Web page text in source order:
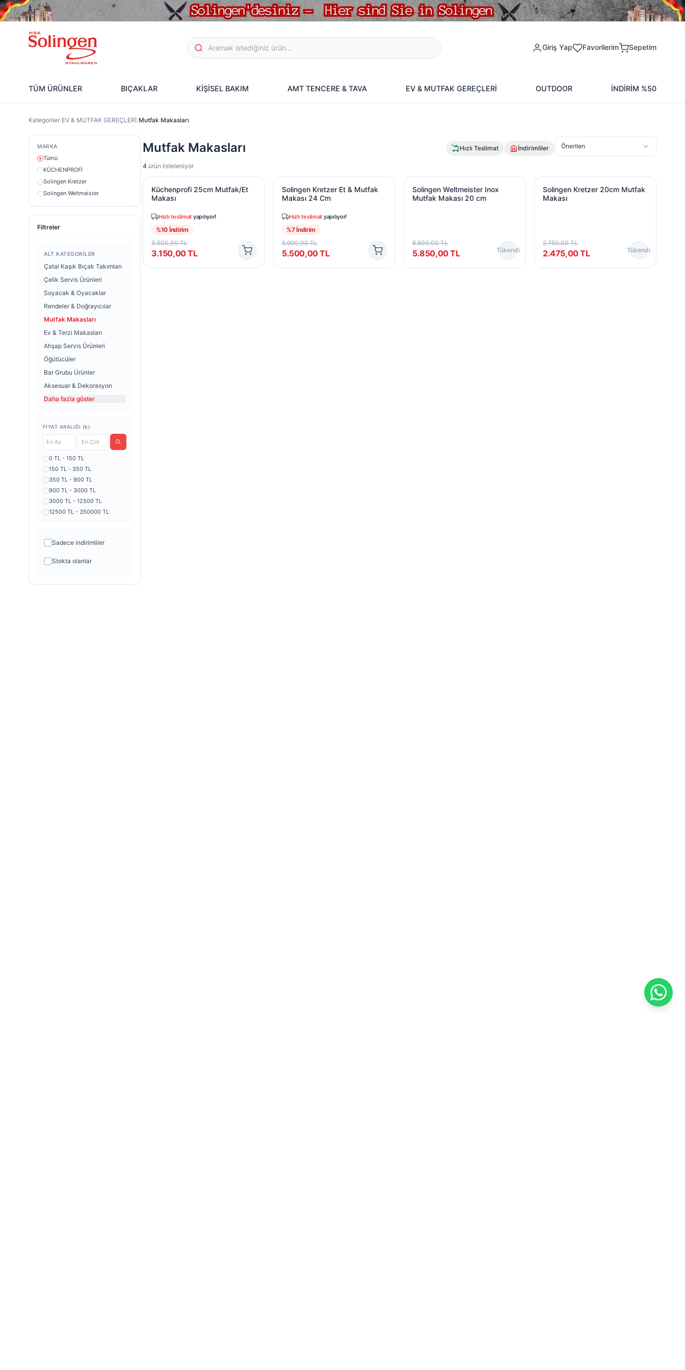
Giriş Yap Favorilerim Sepetim
TÜM ÜRÜNLER BIÇAKLAR KİŞİSEL BAKIM AMT TENCERE & TAVA EV & MUTFAK GEREÇLERİ OUTDOOR İNDİRİM %50
Kategoriler/EV & MUTFAK GEREÇLERİ/Mutfak Makasları
MARKA
Tümü
KÜCHENPROFİ
Solingen Kretzer
Solingen Weltmeister
Filtreler
ALT KATEGORILER
Çatal Kaşık Bıçak Takımları
Çelik Servis Ürünleri
Soyacak & Oyacaklar
Rendeler & Doğrayıcılar
Mutfak Makasları
Ev & Terzi Makasları
Ahşap Servis Ürünleri
Öğütücüler
Bar Grubu Ürünler
Aksesuar & Dekorasyon
Daha fazla göster
FIYAT ARALIĞI (₺)
-
0 TL - 150 TL
150 TL - 350 TL
350 TL - 900 TL
900 TL - 3000 TL
3000 TL - 12500 TL
12500 TL - 350000 TL
Sadece indirimliler
Stokta olanlar
Mutfak Makasları Hızlı Teslimat İndirimliler Önerilen
4 ürün listeleniyor
Küchenprofi 25cm Mutfak/Et Makası
Küchenprofi 25cm Mutfak/Et
Makası
Hızlı teslimat yapılıyor!
%10 İndirim
3.500,00TL
3.150,00TL
Solingen Kretzer Et & Mutfak Makası 24 Cm
Solingen Kretzer Et & Mutfak
Makası 24 Cm
Hızlı teslimat yapılıyor!
%7İndirim
5.900,00TL
5.500,00TL
Solingen Weltmeister Inox Mutfak Makası 20 cm
Solingen Weltmeister Inox
Mutfak Makası 20 cm
6.500,00TL
5.850,00TL Tükendi
Solingen Kretzer 20cm Mutfak Makası
Solingen Kretzer 20cm Mutfak
Makası
2.750,00TL
2.475,00TL Tükendi